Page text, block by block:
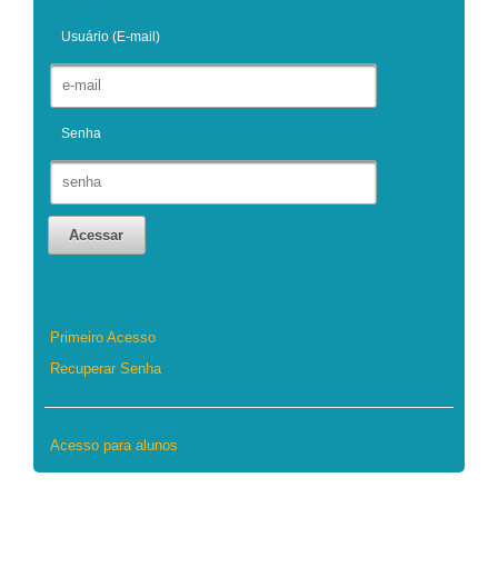
Usuário (E-mail)
Senha
Acessar
Primeiro Acesso
Recuperar Senha
Acesso para alunos